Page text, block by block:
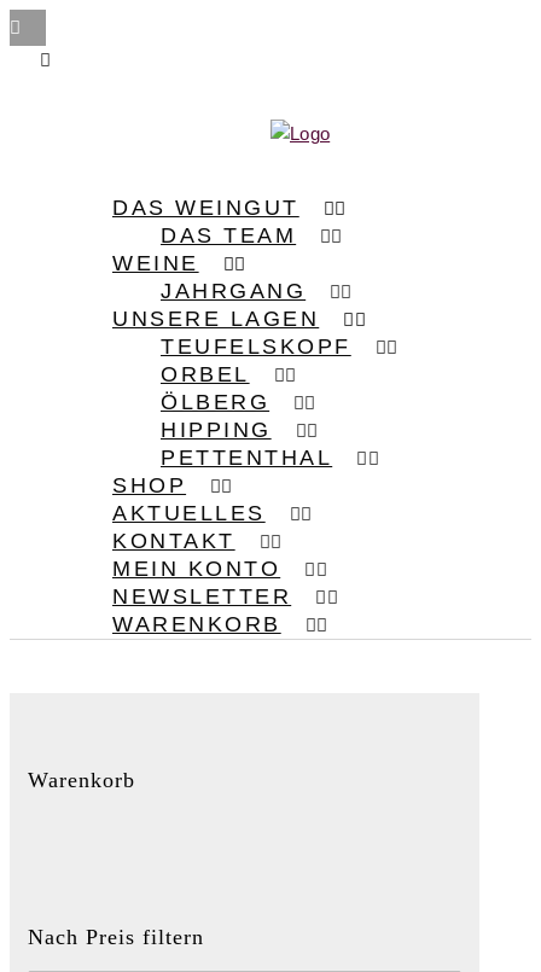
DAS WEINGUT
DAS TEAM
WEINE
JAHRGANG
UNSERE LAGEN
TEUFELSKOPF
ORBEL
ÖLBERG
HIPPING
PETTENTHAL
SHOP
AKTUELLES
KONTAKT
MEIN KONTO
NEWSLETTER
WARENKORB
Warenkorb
Nach Preis filtern